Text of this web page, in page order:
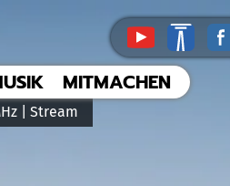
| Stream
MITMACHEN